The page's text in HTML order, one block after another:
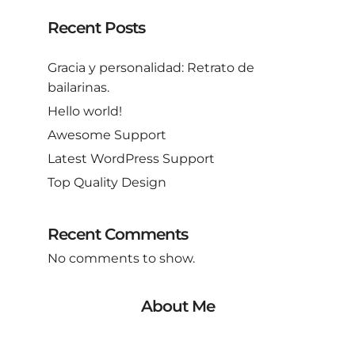
Recent Posts
Gracia y personalidad: Retrato de
bailarinas.
Hello world!
Awesome Support
Latest WordPress Support
Top Quality Design
Recent Comments
No comments to show.
About Me